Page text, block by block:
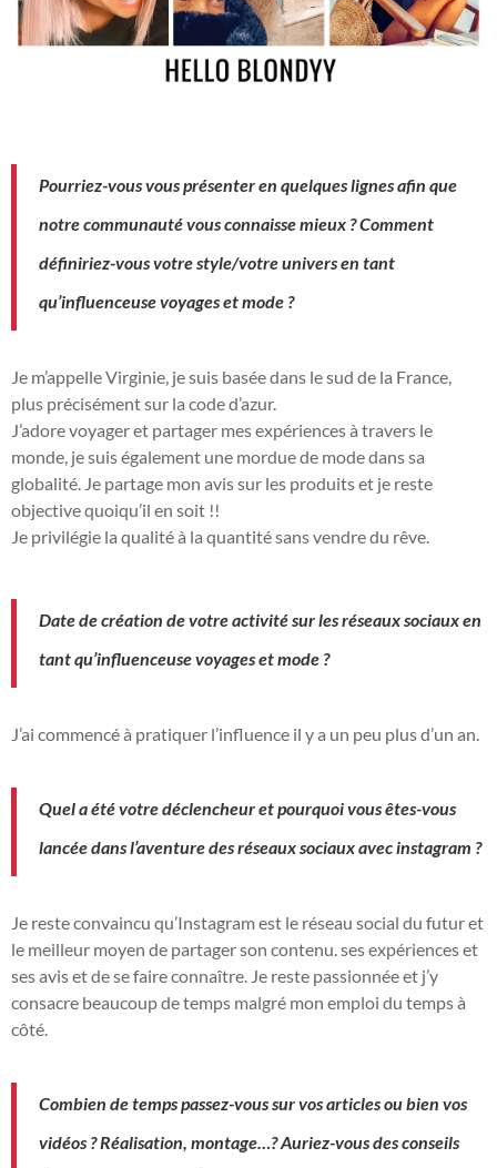
Pourriez-vous vous présenter en quelques lignes afin que
notre communauté vous connaisse mieux ? Comment
définiriez-vous votre style/votre univers en tant
qu’influenceuse voyages et mode ?
Je m’appelle Virginie, je suis basée dans le sud de la France,
plus précisément sur la code d’azur.
J’adore voyager et partager mes expériences à travers le
monde, je suis également une mordue de mode dans sa
globalité. Je partage mon avis sur les produits et je reste
objective quoiqu’il en soit !!
Je privilégie la qualité à la quantité sans vendre du rêve.
Date de création de votre activité sur les réseaux sociaux en
tant qu’influenceuse voyages et mode ?
J’ai commencé à pratiquer l’influence il y a un peu plus d’un an.
Quel a été votre déclencheur et pourquoi vous êtes-vous
lancée dans l’aventure des réseaux sociaux avec instagram ?
Je reste convaincu qu’Instagram est le réseau social du futur et
le meilleur moyen de partager son contenu. ses expériences et
ses avis et de se faire connaître. Je reste passionnée et j’y
consacre beaucoup de temps malgré mon emploi du temps à
côté.
Combien de temps passez-vous sur vos articles ou bien vos
vidéos ? Réalisation, montage…? Auriez-vous des conseils